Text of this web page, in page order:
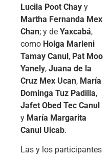
Lucila Poot Chay y
Martha Fernanda Mex
Chan; y de Yaxcabá,
como Holga Marleni
Tamay Canul, Pat Moo
Yanely, Juana de la
Cruz Mex Ucan, María
Dominga Tuz Padilla,
Jafet Obed Tec Canul
y María Margarita
Canul Uicab.
Las y los participantes